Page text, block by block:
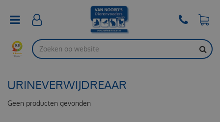
URINEVERWIJDREAAR
Geen producten gevonden